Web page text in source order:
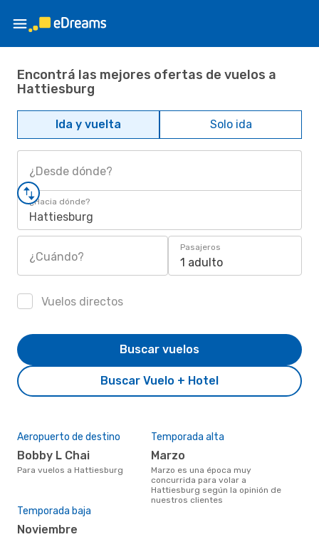
Encontrá las mejores ofertas de vuelos a
Hattiesburg
Ida y vuelta Solo ida
¿Desde dónde?
¿Hacia dónde?
Hattiesburg
¿Cuándo?
Pasajeros
1 adulto
Vuelos directos
Buscar Vuelo + Hotel
Buscar vuelos
Aeropuerto de destino
Bobby L Chai
Para vuelos a Hattiesburg
Temporada alta
marzo
marzo es una época muy
concurrida para volar a
Hattiesburg según la opinión de
nuestros clientes
Temporada baja
noviembre